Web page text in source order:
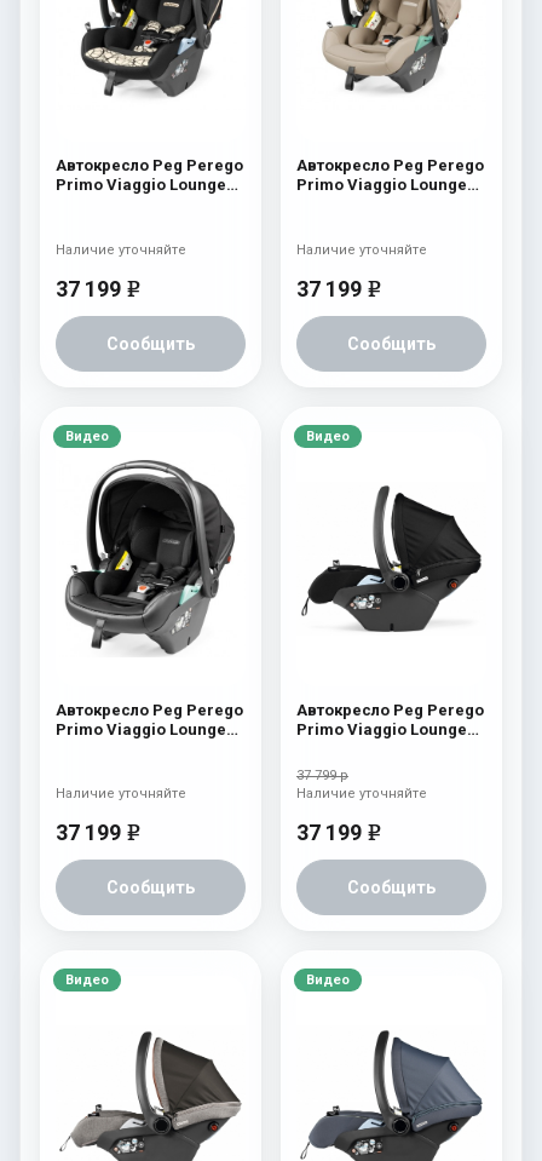
Автокресло Peg Perego
Primo Viaggio Lounge
37 199 e
Сообщить
Наличие уточняйте
Автокресло Peg Perego
Primo Viaggio Lounge
37 199 e
Сообщить
Наличие уточняйте
Видео
Автокресло Peg Perego
Primo Viaggio Lounge
37 199 e
Сообщить
Наличие уточняйте
Видео
Автокресло Peg Perego
Primo Viaggio Lounge
37 799 р
37 199 e
Сообщить
Наличие уточняйте
Видео Видео